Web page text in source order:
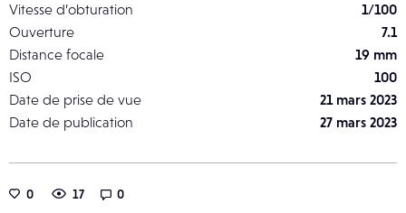
Vitesse d’obturation
1/100
Ouverture
7.1
Distance focale
19 mm
ISO
100
Date de prise de vue
21 mars 2023
Date de publication
27 mars 2023
0 17 0